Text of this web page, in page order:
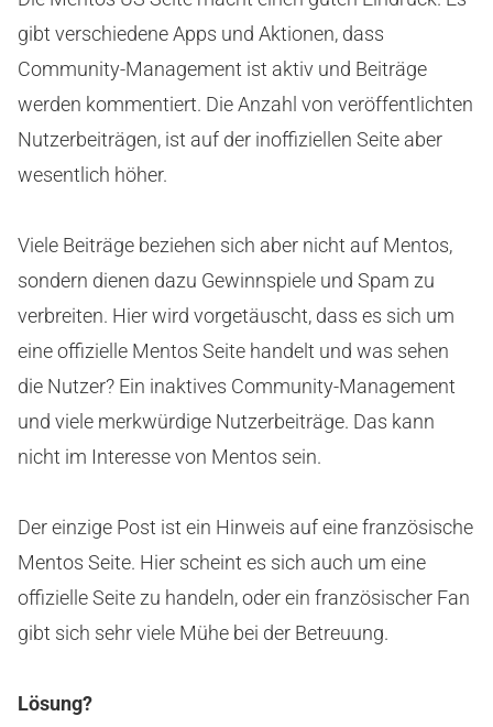
gibt verschiedene Apps und Aktionen, dass
Community-Management ist aktiv und Beiträge
werden kommentiert. Die Anzahl von veröffentlichten
Nutzerbeiträgen, ist auf der inoffiziellen Seite aber
wesentlich höher.
Viele Beiträge beziehen sich aber nicht auf Mentos,
sondern dienen dazu Gewinnspiele und Spam zu
verbreiten. Hier wird vorgetäuscht, dass es sich um
eine offizielle Mentos Seite handelt und was sehen
die Nutzer? Ein inaktives Community-Management
und viele merkwürdige Nutzerbeiträge. Das kann
nicht im Interesse von Mentos sein.
Der einzige Post ist ein Hinweis auf eine französische
Mentos Seite. Hier scheint es sich auch um eine
offizielle Seite zu handeln, oder ein französischer Fan
gibt sich sehr viele Mühe bei der Betreuung.
Lösung?